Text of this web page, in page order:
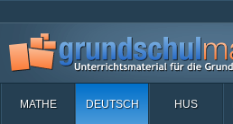
MATHE DEUTSCH HUS